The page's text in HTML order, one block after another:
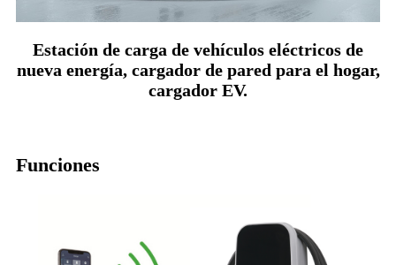
Estación de carga de vehículos eléctricos de
nueva energía, cargador de pared para el hogar,
cargador EV.
Funciones